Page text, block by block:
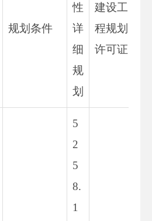
规划条件
性
详
细
规
划
建设工
程规划
许可证
5
2
5
8.
1